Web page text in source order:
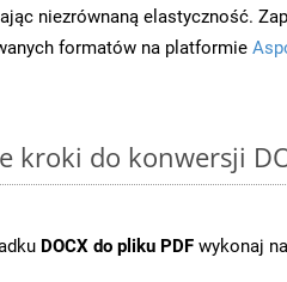
niezrównaną elastyczność.
formatów na platformie
kroki do konwersji
DOCX do pliku PDF wykonaj